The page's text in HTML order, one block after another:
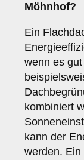
Möhnhof?
Ein
wenn es
kombiniert
kann der
werden.